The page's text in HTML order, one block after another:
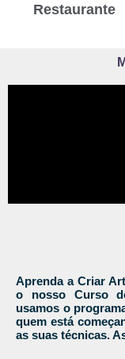
Restaurante
Aprenda a Criar
o nosso Curso
usamos o
quem está
as suas técnicas.